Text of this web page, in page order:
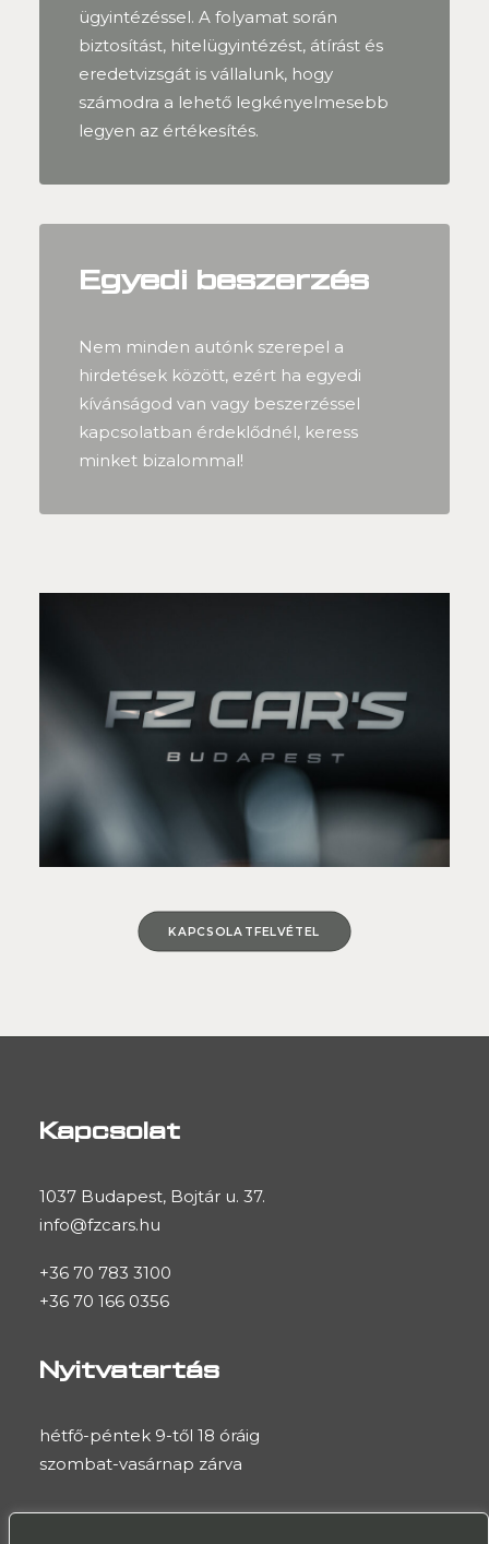
ügyintézéssel. A folyamat során
biztosítást, hitelügyintézést, átírást és
eredetvizsgát is vállalunk, hogy
számodra a lehető legkényelmesebb
legyen az értékesítés.
Egyedi beszerzés
Nem minden autónk szerepel a
hirdetések között, ezért ha egyedi
kívánságod van vagy beszerzéssel
kapcsolatban érdeklődnél, keress
minket bizalommal!
KAPCSOLATFELVÉTEL
Kapcsolat
1037 Budapest, Bojtár u. 37.
info@fzcars.hu
+36 70 783 3100
+36 70 166 0356
Nyitvatartás
hétfő-péntek 9-től 18 óráig
szombat-vasárnap zárva